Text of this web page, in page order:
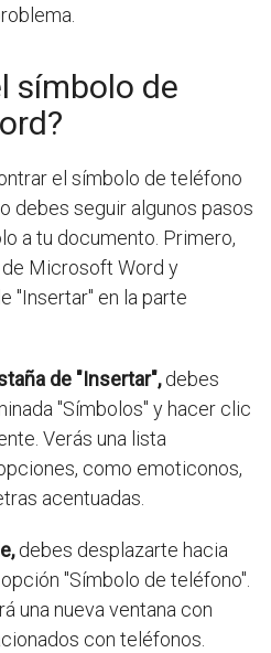
símbolo de
el símbolo de teléfono
debes seguir algunos pasos
a tu documento. Primero,
Microsoft Word y
"Insertar" en la parte
de "Insertar",debes
"Símbolos" y hacer clic
Verás una lista
como emoticonos,
acentuadas.
debes desplazarte hacia
"Símbolo de teléfono".
una nueva ventana con
con teléfonos.